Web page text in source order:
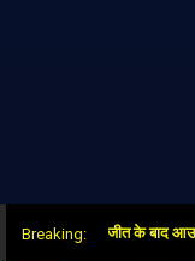
Breaking:
ओवर में जीत के बाद आउटर दिल्ली